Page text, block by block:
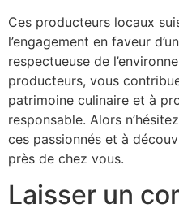
Ces producteurs locaux
l’engagement en faveur
respectueuse de
producteurs, vous
patrimoine culinaire et à
responsable. Alors
ces passionnés et à
près de chez vous.
Laisser un